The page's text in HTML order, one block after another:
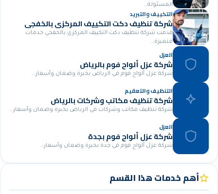
المسئولة…
التكييف والتبريد
شركة تنظيف دكت التكييف المركزي بالخفجي
قدمت شركة تنظيف دكت التكييف المركزي بالخفجي خدمات
متميزة…
العزل
شركة عزل ألواح فوم بالرياض
شركة عزل ألواح فوم في الرياض بخبرة وضمان وأسعار…
التنظيف والتعقيم
شركة تنظيف مكاتب وشركات بالرياض
شركة تنظيف مكاتب وشركات في الرياض بخبرة وضمان وأسعار…
العزل
شركة عزل ألواح فوم بجدة
شركة عزل ألواح فوم في جدة بخبرة وضمان وأسعار…
أهم خدمات هذا القسم